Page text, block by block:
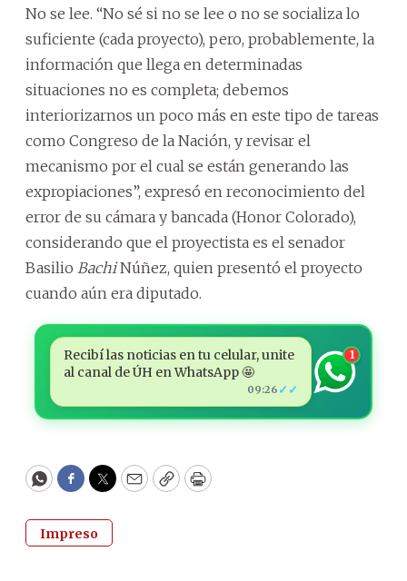
No se lee. “No sé si no se lee o no se socializa lo
suficiente (cada proyecto), pero, probablemente, la
información que llega en determinadas
situaciones no es completa; debemos
interiorizarnos un poco más en este tipo de tareas
como Congreso de la Nación, y revisar el
mecanismo por el cual se están generando las
expropiaciones”, expresó en reconocimiento del
error de su cámara y bancada (Honor Colorado),
considerando que el proyectista es el senador
Basilio BachiNúñez, quien presentó el proyecto
cuando aún era diputado.
Recibí las noticias en tu celular, unite
al canal de ÚH en WhatsApp 🤩
09:26 ✓✓
1
WhatsApp
Facebook
Twitter
EmailCopyPrint
Impreso